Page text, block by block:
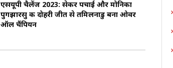
एसयूपी चैलेंज 2023: सेकर पचाई और मोनिका
पुगझारसु की दोहरी जीत से तमिलनाडु बना ओवर
ऑल चैंपियन